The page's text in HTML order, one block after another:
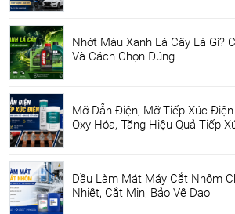
Nhớt Màu Xanh Lá Cây Là Gì?
Và Cách Chọn Đúng
Mỡ Dẫn Điện, Mỡ Tiếp Xúc
Oxy Hóa, Tăng Hiệu Quả Tiếp
Dầu Làm Mát Máy Cắt Nhôm
Nhiệt, Cắt Mịn, Bảo Vệ Dao